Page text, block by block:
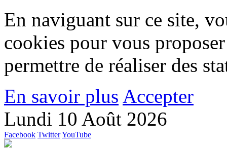
En naviguant sur ce site,
cookies pour vous
permettre de réaliser des
En savoir plus Accepter
Lundi 10 Août 2026
Facebook TwitterYouTube